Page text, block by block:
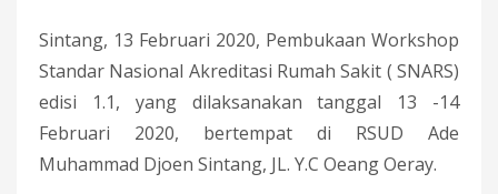
Sintang, 13 Februari 2020, Pembukaan Workshop
Standar Nasional Akreditasi Rumah Sakit ( SNARS)
edisi 1.1, yang dilaksanakan tanggal 13 -14
Februari 2020, bertempat di RSUD Ade
Muhammad Djoen Sintang, JL. Y.C Oeang Oeray.